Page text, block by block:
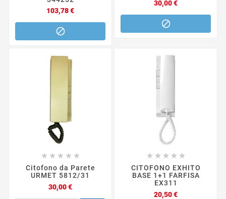
103,78 €Prezzo

30,00 €Prezzo

    
Citofono da Parete
URMET 5812/31
30,00 €Prezzo
    
CITOFONO EXHITO
BASE 1+1 FARFISA
EX311
20,50 €Prezzo